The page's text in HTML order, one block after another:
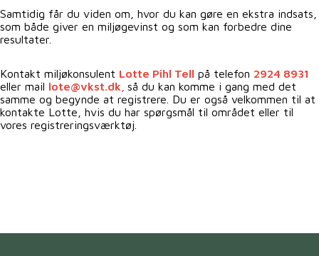
Samtidig får du viden om, hvor du kan gøre en ekstra indsats,
som både giver en miljøgevinst og som kan forbedre dine
resultater.
Kontakt miljøkonsulent Lotte Pihl Tell på telefon 2924 8931
eller mail lote@vkst.dk, så du kan komme i gang med det
samme og begynde at registrere. Du er også velkommen til at
kontakte Lotte, hvis du har spørgsmål til området eller til
vores registreringsværktøj.